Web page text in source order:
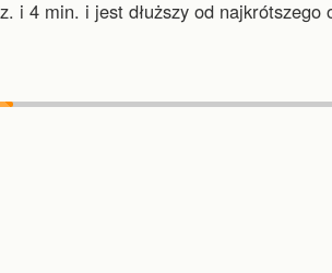
i 4 min. i jest dłuższy od najkrótszego